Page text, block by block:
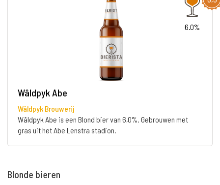
6.0%
Wâldpyk Abe
Wâldpyk Brouwerij
Wâldpyk Abe is een Blond bier van 6,0%. Gebrouwen met
gras uit het Abe Lenstra stadion.
Blonde bieren